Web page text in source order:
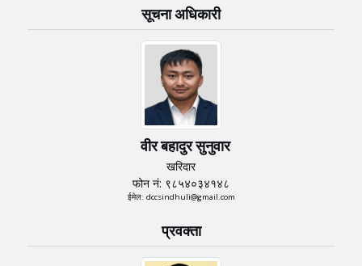
सूचना अधिकारी
वीर बहादुर सुनुवार
खरिदार
फोन नं: ९८५४०३४१४८
ईमेल: dccsindhuli@gmail.com
प्रवक्ता